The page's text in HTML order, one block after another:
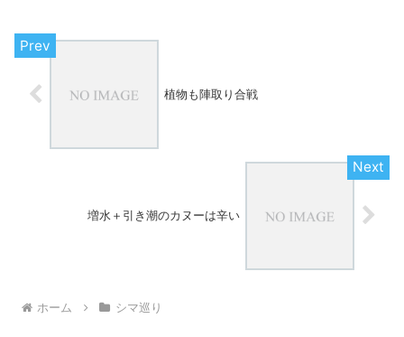
植物も陣取り合戦
増水＋引き潮のカヌーは辛い
ホーム シマ巡り